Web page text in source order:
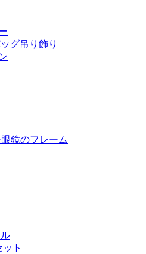
グ吊り飾り
鏡のフレーム
ト